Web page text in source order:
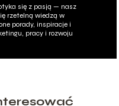
się z pasją — nasz
rzetelną wiedzą w
porady, inspiracje i
pracy i rozwoju